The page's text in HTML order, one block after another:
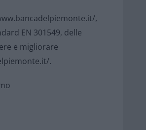
,
EN 301549, delle
e migliorare
.